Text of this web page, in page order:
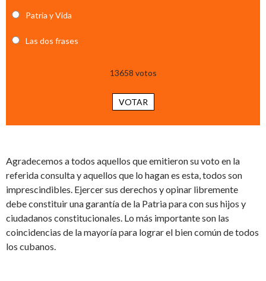
Patria y Vida
Las dos frases
13658 votos
VOTAR
Agradecemos a todos aquellos que emitieron su voto en la
referida consulta y aquellos que lo hagan es esta, todos son
imprescindibles. Ejercer sus derechos y opinar libremente
debe constituir una garantía de la Patria para con sus hijos y
ciudadanos constitucionales. Lo más importante son las
coincidencias de la mayoría para lograr el bien común de todos
los cubanos.